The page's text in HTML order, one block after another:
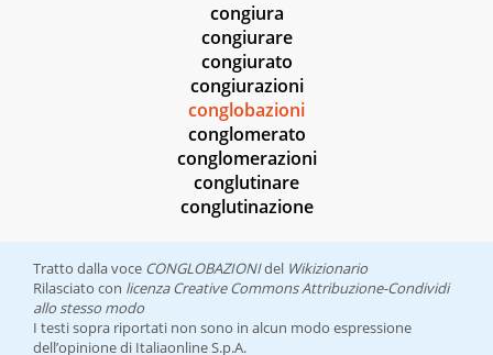
congiura
congiurare
congiurato
congiurazioni
conglobazioni
conglomerato
conglomerazioni
conglutinare
conglutinazione
Tratto dalla voce CONGLOBAZIONIdel Wikizionario
Rilasciato con licenza Creative Commons Attribuzione-Condividi
allo stesso modo
I testi sopra riportati non sono in alcun modo espressione
dell’opinione di Italiaonline S.p.A.